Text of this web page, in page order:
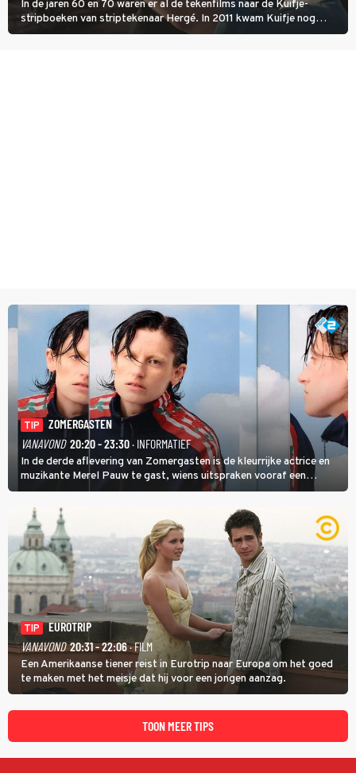
In de jaren 60 en 70 waren er al de tekenfilms naar de Kuifje-
stripboeken van striptekenaar Hergé. In 2011 kwam Kuifje nog
meer tot leven in The Adventures of Tintin van Steven Spielberg.
TIP
ZOMERGASTEN
VANAVOND 20:20 - 23:30· INFORMATIEF
In de derde aflevering van Zomergasten is de kleurrijke actrice en
muzikante Merel Pauw te gast, wiens uitspraken vooraf een
boeiende avond beloven: 'Mijn ideale televisieavond is zoals mijn
identiteit: grenzeloos, absurd en vol angsten'.
TIP
EUROTRIP
VANAVOND 20:31 - 22:06· FILM
Een Amerikaanse tiener reist in Eurotrip naar Europa om het goed
te maken met het meisje dat hij voor een jongen aanzag.
TOON MEER TIPS